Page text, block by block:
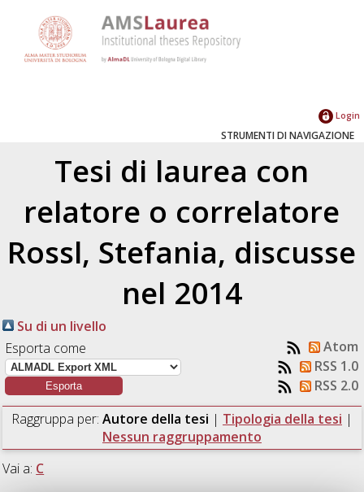
Login
STRUMENTI DI NAVIGAZIONE
Tesi di laurea con
relatore o correlatore
Rossl, Stefania, discusse
nel 2014
Su di un livello
Esporta come
Atom
RSS 1.0
RSS 2.0
Raggruppa per: Autore della tesi | Tipologia della tesi |
Nessun raggruppamento
Vai a: C